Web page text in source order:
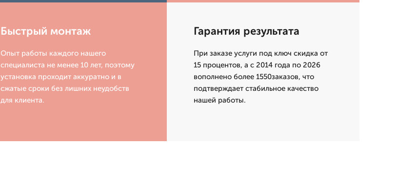
Быстрый монтаж
Опыт работы каждого нашего
специалиста не менее 10 лет, поэтому
установка проходит аккуратно и в
сжатые сроки без лишних неудобств
для клиента.
Гарантия результата
При заказе услуги под ключ скидка от
15 процентов, а с 2014 года по 2026
вополнено более 1550заказов, что
подтверждает стабильное качество
нашей работы.